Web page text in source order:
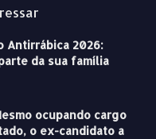
Antirrábica 2026:
da sua família
ocupando cargo
o ex-candidato a